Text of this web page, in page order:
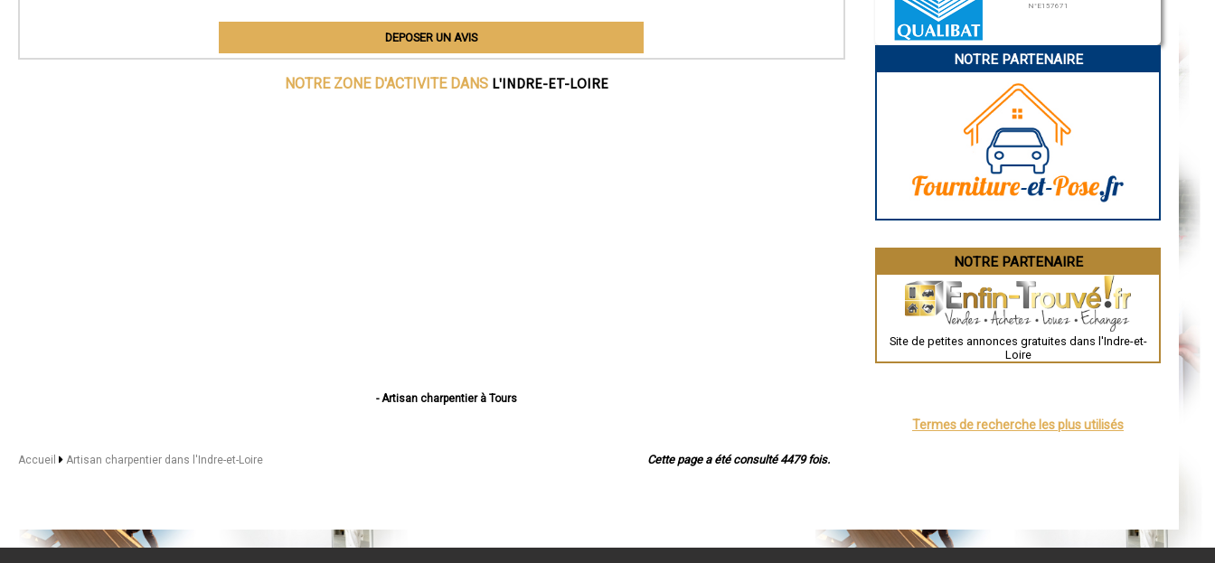
DEPOSER UN AVIS
NOTRE ZONE D'ACTIVITE DANS L'INDRE-ET-LOIRE
- Artisan charpentier à Tours
- Artisan charpentier à Fondettes
- Artisan charpentier à La Riche
Cette page a été consulté 4479 fois.
Accueil Artisan charpentier dans l'Indre-et-Loire
Charleville-Mézières
Pamiers
Narbonne
Brive-la-Gaillarde
Guéret
Besançon
Évreux
Chartres
Nîmes
Auch
Grenoble
Cahors
Agen
N°E157671
NOTRE PARTENAIRE
NOTRE PARTENAIRE
Site de petites annonces gratuites dans l'Indre-et-
Loire
Termes de recherche les plus utilisés